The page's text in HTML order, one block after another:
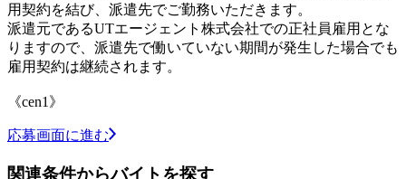
用契約を結び、派遣先でご勤務いただきます。
派遣元であるUTエージェント株式会社での正社員雇用とな
りますので、派遣先で働いていない期間が発生した場合でも
雇用契約は継続されます。
《cen1》
応募画面に進む
関連条件からバイトを探す